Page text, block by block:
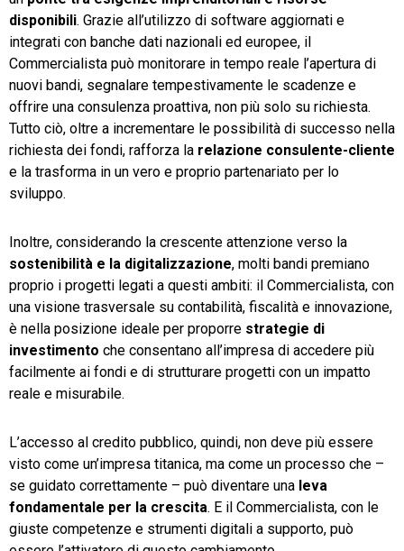
disponibili. Grazie all’utilizzo di software aggiornati e
integrati con banche dati nazionali ed europee, il
Commercialista può monitorare in tempo reale l’apertura di
nuovi bandi, segnalare tempestivamente le scadenze e
offrire una consulenza proattiva, non più solo su richiesta.
Tutto ciò, oltre a incrementare le possibilità di successo nella
richiesta dei fondi, rafforza la relazione consulente-cliente
e la trasforma in un vero e proprio partenariato per lo
sviluppo.
Inoltre, considerando la crescente attenzione verso la
sostenibilità e la digitalizzazione, molti bandi premiano
proprio i progetti legati a questi ambiti: il Commercialista, con
una visione trasversale su contabilità, fiscalità e innovazione,
è nella posizione ideale per proporre strategie di
investimento che consentano all’impresa di accedere più
facilmente ai fondi e di strutturare progetti con un impatto
reale e misurabile.
L’accesso al credito pubblico, quindi, non deve più essere
visto come un’impresa titanica, ma come un processo che –
se guidato correttamente – può diventare una leva
fondamentale per la crescita. E il Commercialista, con le
giuste competenze e strumenti digitali a supporto, può